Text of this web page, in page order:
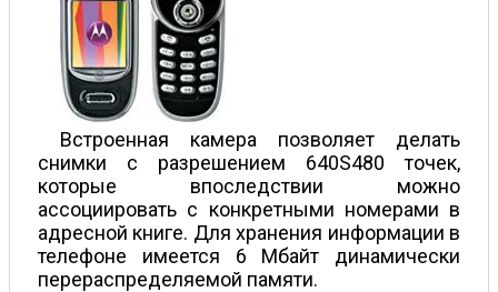
Встроенная камера позволяет делать
снимки с разрешением 640Ѕ480 точек,
которые впоследствии можно
ассоциировать с конкретными номерами в
адресной книге. Для хранения информации в
телефоне имеется 6 Мбайт динамически
перераспределяемой памяти.